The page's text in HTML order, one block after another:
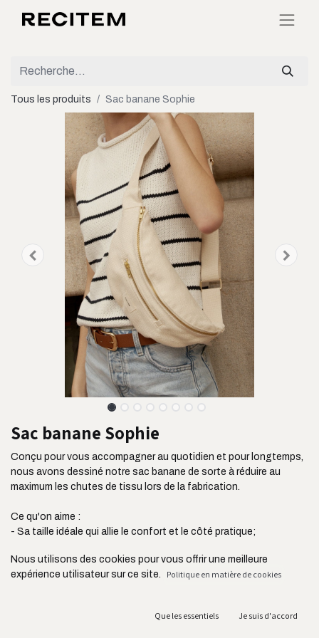
Tous les produits Sac banane Sophie
Sac banane Sophie
Conçu pour vous accompagner au quotidien et pour longtemps,
nous avons dessiné notre sac banane de sorte à réduire au
maximum les chutes de tissu lors de la fabrication.
Ce qu'on aime :
- Sa taille idéale qui allie le confort et le côté pratique;
- Sa poche plaquée située à l'avant pour ranger vos clés, votre
carte de transport ou vos écouteurs;
- Sa fabrication au Portugal et en circuit court acheminé en
Nous utilisons des cookies pour vous offrir une meilleure
expérience utilisateur sur ce site.
Politique en matière de cookies
Que les essentiels Je suis d'accord